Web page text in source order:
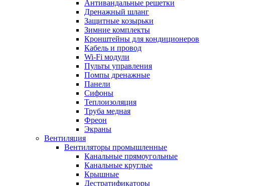
Антивандальные решетки
Дренажный шланг
Защитные козырьки
Зимние комплекты
Кронштейны для кондиционеров
Кабель и провод
Wi-Fi модули
Пульты управления
Помпы дренажные
Панели
Сифоны
Теплоизоляция
Труба медная
Фреон
Экраны
Вентиляция
Вентиляторы промышленные
Канальные прямоугольные
Канальные круглые
Крышные
Дестратификаторы